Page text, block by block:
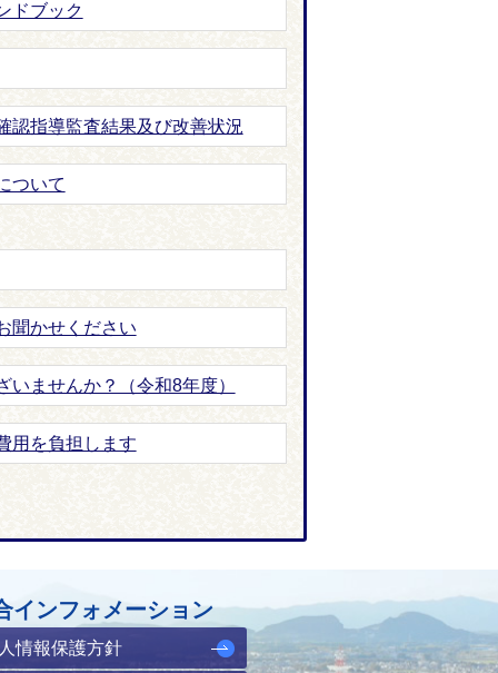
ドブック
認指導監査結果及び改善状況
ついて
聞かせください
ませんか？（令和8年度）
用を負担します
インフォメーション
情報保護方針